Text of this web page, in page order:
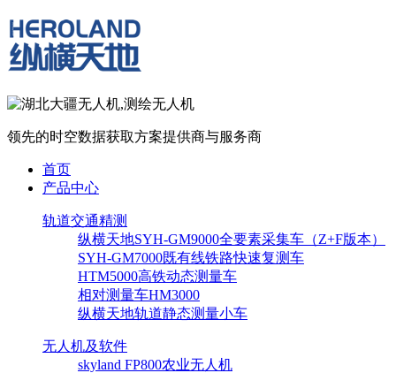
领先的时空数据获取方案提供商与服务商
首页
产品中心
轨道交通精测
纵横天地SYH-GM9000全要素采集车（Z+F版本）
SYH-GM7000既有线铁路快速复测车
HTM5000高铁动态测量车
相对测量车HM3000
纵横天地轨道静态测量小车
无人机及软件
skyland FP800农业无人机